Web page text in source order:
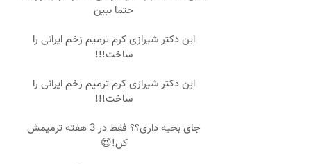
حتما ببین
این دکتر شیرازی کرم ترمیم زخم ایرانی را
ساخت!!!
این دکتر شیرازی کرم ترمیم زخم ایرانی را
ساخت!!!
جای بخیه داری؟؟ فقط در 3 هفته ترمیمش
کن!😍